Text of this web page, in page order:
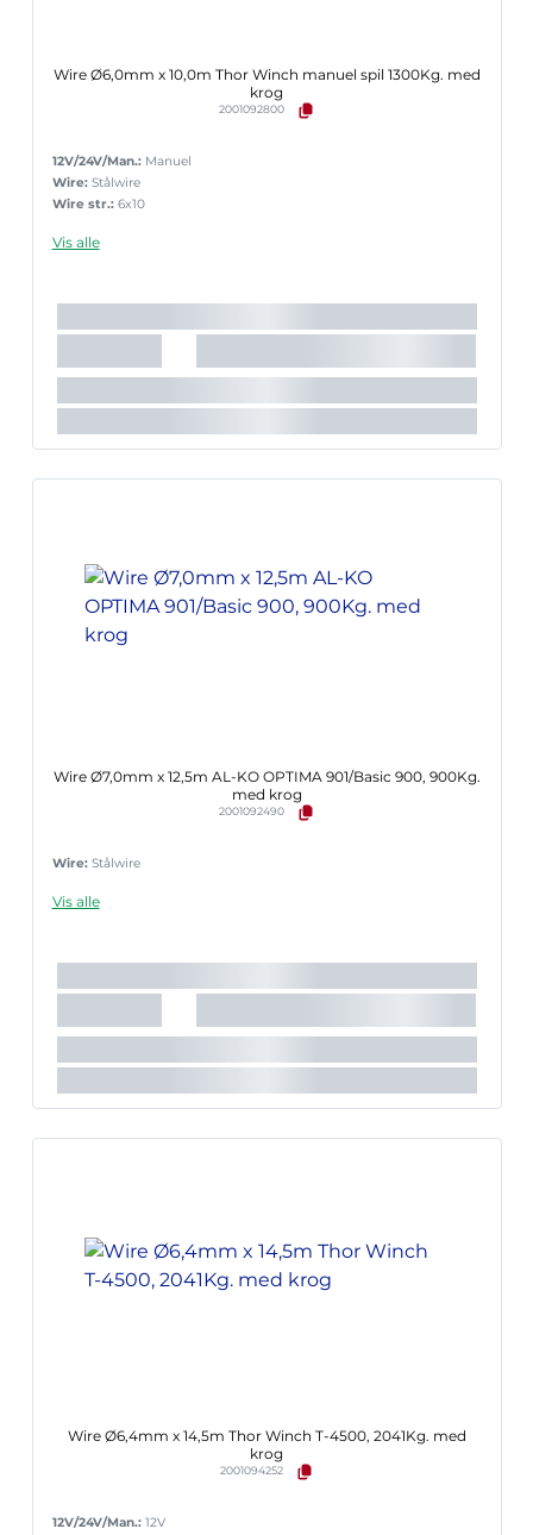
Wire Ø6,0mm x 10,0m Thor Winch manuel spil 1300Kg. med
krog
2001092800
12V/24V/Man.: Manuel
Wire: Stålwire
Wire str.: 6x10
Vis alle
Wire Ø7,0mm x 12,5m AL-KO OPTIMA 901/Basic 900, 900Kg.
med krog
2001092490
Wire: Stålwire
Vis alle
Wire Ø6,4mm x 14,5m Thor Winch T-4500, 2041Kg. med
krog
2001094252
12V/24V/Man.: 12V